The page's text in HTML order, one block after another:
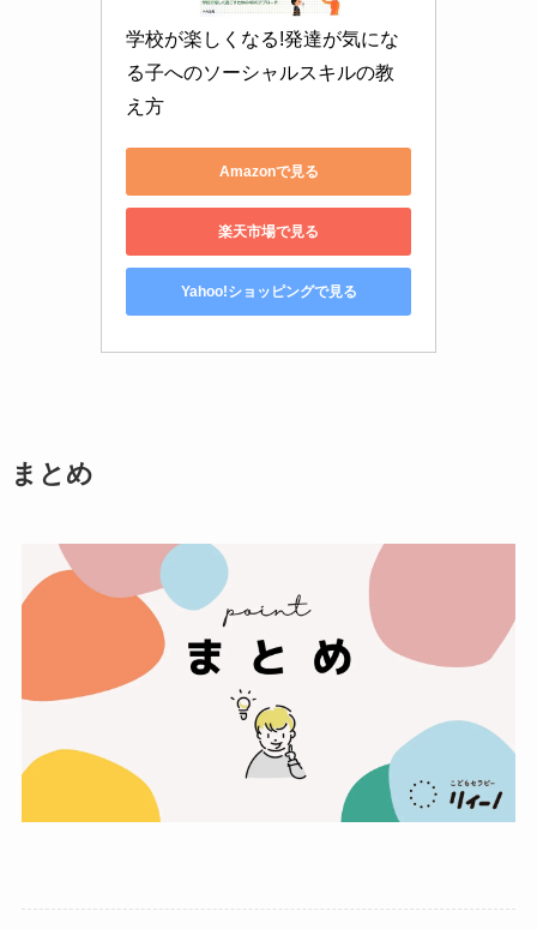
学校が楽しくなる!発達が気にな
る子へのソーシャルスキルの教
え方
Amazonで見る
楽天市場で見る
Yahoo!ショッピングで見る
まとめ